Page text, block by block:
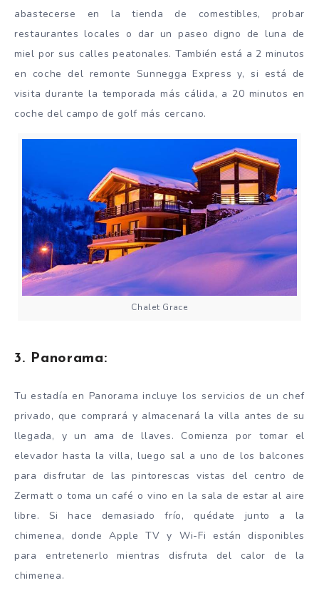
abastecerse en la tienda de comestibles, probar
restaurantes locales o dar un paseo digno de luna de
miel por sus calles peatonales. También está a 2 minutos
en coche del remonte Sunnegga Express y, si está de
visita durante la temporada más cálida, a 20 minutos en
coche del campo de golf más cercano.
Chalet Grace
3. Panorama:
Tu estadía en Panorama incluye los servicios de un chef
privado, que comprará y almacenará la villa antes de su
llegada, y un ama de llaves. Comienza por tomar el
elevador hasta la villa, luego sal a uno de los balcones
para disfrutar de las pintorescas vistas del centro de
Zermatt o toma un café o vino en la sala de estar al aire
libre. Si hace demasiado frío, quédate junto a la
chimenea, donde Apple TV y Wi-Fi están disponibles
para entretenerlo mientras disfruta del calor de la
chimenea.